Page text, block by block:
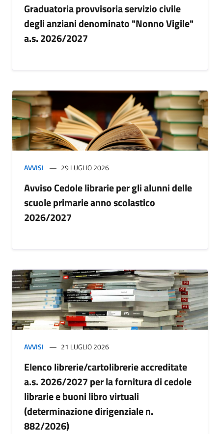
Graduatoria provvisoria servizio civile
degli anziani denominato "Nonno Vigile"
a.s. 2026/2027
AVVISI 29 LUGLIO 2026
Avviso Cedole librarie per gli alunni delle
scuole primarie anno scolastico
2026/2027
AVVISI 21 LUGLIO 2026
Elenco librerie/cartolibrerie accreditate
a.s. 2026/2027 per la fornitura di cedole
librarie e buoni libro virtuali
(determinazione dirigenziale n.
882/2026)